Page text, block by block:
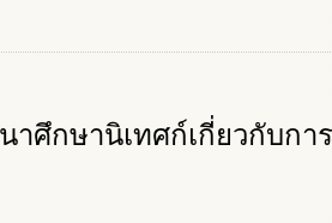
ศึกษานิเทศก์เกี่ยวกับกา